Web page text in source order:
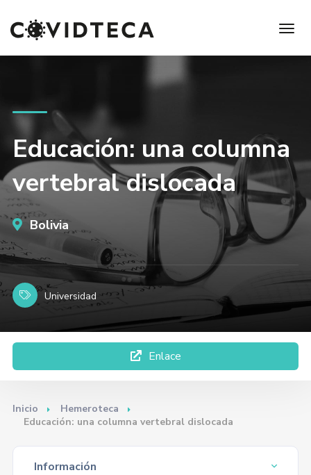
Educación: una columna
vertebral dislocada
Bolivia
Universidad
Enlace
Inicio
Hemeroteca
Educación: una columna vertebral dislocada
Información